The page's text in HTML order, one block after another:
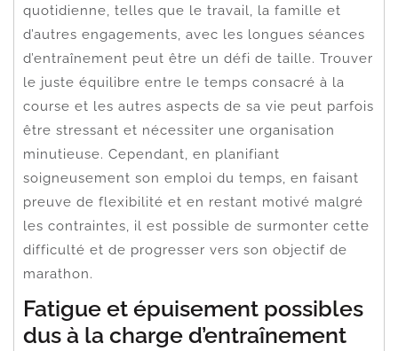
quotidienne, telles que le travail, la famille et
d’autres engagements, avec les longues séances
d’entraînement peut être un défi de taille. Trouver
le juste équilibre entre le temps consacré à la
course et les autres aspects de sa vie peut parfois
être stressant et nécessiter une organisation
minutieuse. Cependant, en planifiant
soigneusement son emploi du temps, en faisant
preuve de flexibilité et en restant motivé malgré
les contraintes, il est possible de surmonter cette
difficulté et de progresser vers son objectif de
marathon.
Fatigue et épuisement possibles
dus à la charge d’entraînement